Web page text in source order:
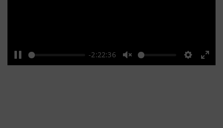
Pause
-2:22:36
Unmute Settings